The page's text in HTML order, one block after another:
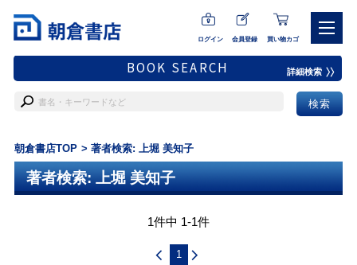
ログイン 会員登録 買い物カゴ
BOOK SEARCH 詳細検索
朝倉書店TOP 著者検索: 上堀 美知子
著者検索: 上堀 美知子
1件中 1-1件
1